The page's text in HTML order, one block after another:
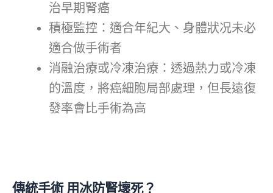
治早期腎癌
積極監控：適合年紀大、身體狀况未必
適合做手術者
消融治療或冷凍治療：透過熱力或冷凍
的溫度，將癌細胞局部處理，但長遠復
發率會比手術為高
傳統手術 用冰防腎壞死？